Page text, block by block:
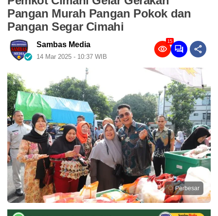
Pangan Murah Pangan Pokok dan
Pangan Segar Cimahi
Sambas Media
14 Mar 2025 - 10:37 WIB
15
Perbesar